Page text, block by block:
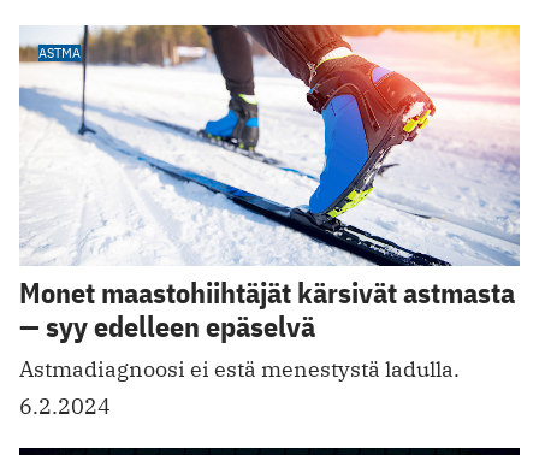
ASTMA
Monet maastohiihtäjät kärsivät astmasta
— syy edelleen epäselvä
Astmadiagnoosi ei estä menestystä ladulla.
6.2.2024